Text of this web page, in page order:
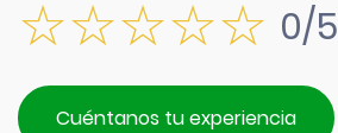
0/5
Cuéntanos tu experiencia